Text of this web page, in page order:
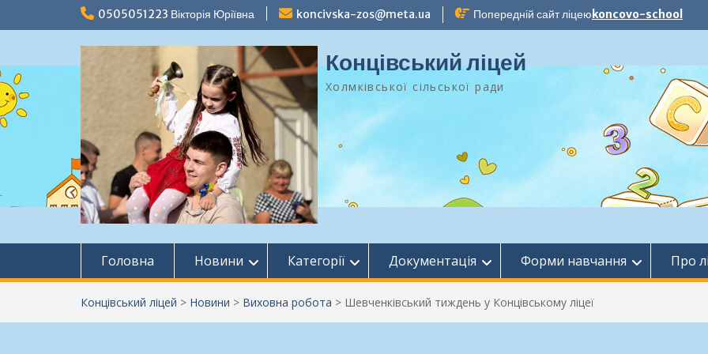
0505051223 Вікторія Юріївна koncivska-zos@meta.ua Попередній сайт ліцею koncovo-school
Концівський ліцей
Холмківської сільської ради
Головна Новини Категорії Документація Форми навчання Про
Концівський ліцей > Новини > Виховна робота > Шевченківський тиждень у Концівському ліцеї